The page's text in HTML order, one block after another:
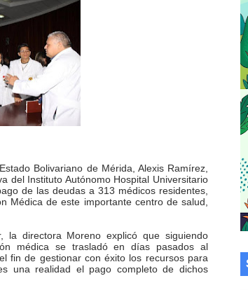
del hospital Sor Juana Inés
tambora con Fundecem
en visita del Consejo Legislativo
Internacional de la Lactancia Materna
al curso de Emergencia Prehospitalaria
en proceso de ruralidad
Vigía con microcréditos a emprendedores y
el sector La Montañita
Bolivariano de Mérida, Alexis Ramírez,
del Instituto Autónomo Hospital Universitario
de las deudas a 313 médicos residentes,
Médica de este importante centro de salud,
directora Moreno explicó que siguiendo
médica se trasladó en días pasados al
fin de gestionar con éxito los recursos para
una realidad el pago completo de dichos